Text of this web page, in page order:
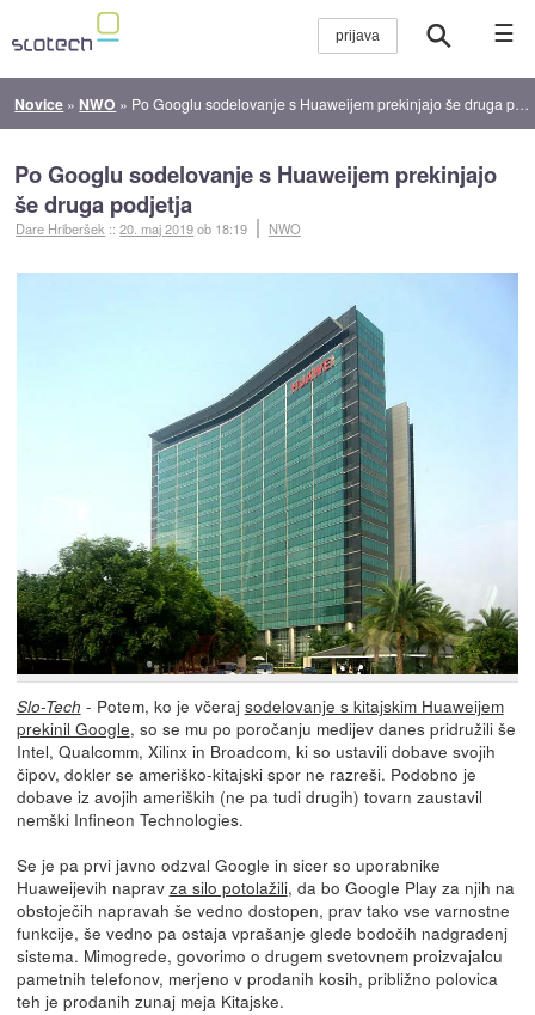
☰
Novice » NWO » Po Googlu sodelovanje s Huaweijem prekinjajo še druga podjetja
Po Googlu sodelovanje s Huaweijem prekinjajo
še druga podjetja
Dare Hriberšek ::20. maj 2019ob 18:19 NWO
Slo-Tech - Potem, ko je včeraj sodelovanje s kitajskim Huaweijem
prekinil Google, so se mu po poročanju medijev danes pridružili še
Intel, Qualcomm, Xilinx in Broadcom, ki so ustavili dobave svojih
čipov, dokler se ameriško-kitajski spor ne razreši. Podobno je
dobave iz avojih ameriških (ne pa tudi drugih) tovarn zaustavil
nemški Infineon Technologies.
Se je pa prvi javno odzval Google in sicer so uporabnike
Huaweijevih naprav za silo potolažili, da bo Google Play za njih na
obstoječih napravah še vedno dostopen, prav tako vse varnostne
funkcije, še vedno pa ostaja vprašanje glede bodočih nadgradenj
sistema. Mimogrede, govorimo o drugem svetovnem proizvajalcu
pametnih telefonov, merjeno v prodanih kosih, približno polovica
teh je prodanih zunaj meja Kitajske.